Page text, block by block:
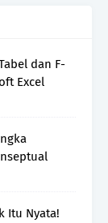
dan F-
Excel
Itu Nyata!